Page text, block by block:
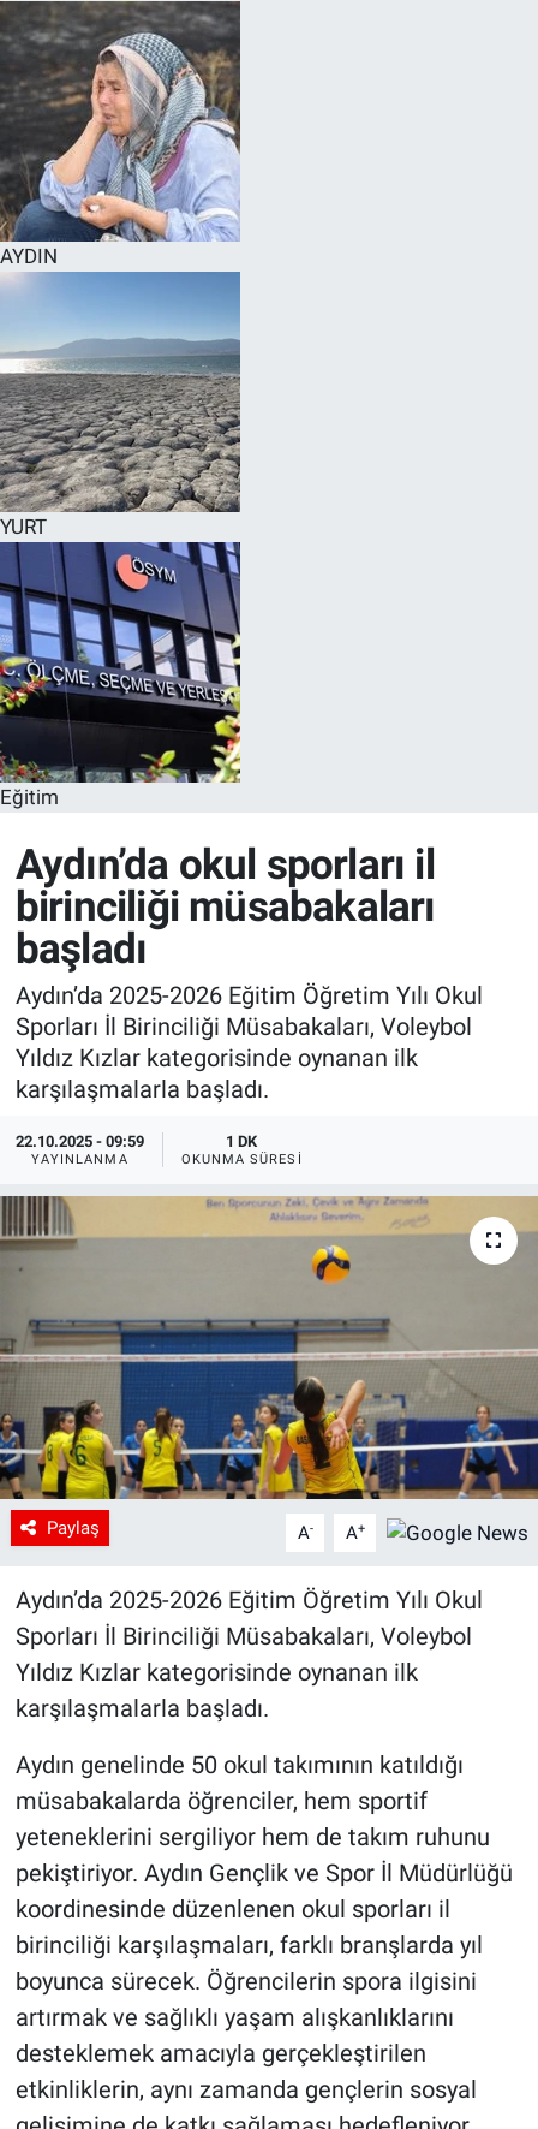
AYDIN
YURT
Eğitim
Aydın’da okul sporları il
birinciliği müsabakaları
başladı
Aydın’da 2025-2026 Eğitim Öğretim Yılı Okul
Sporları İl Birinciliği Müsabakaları, Voleybol
Yıldız Kızlar kategorisinde oynanan ilk
karşılaşmalarla başladı.
22.10.2025 - 09:59
YAYINLANMA
1 DK
OKUNMA SÜRESI
Paylaş A- A+
Aydın’da 2025-2026 Eğitim Öğretim Yılı Okul
Sporları İl Birinciliği Müsabakaları, Voleybol
Yıldız Kızlar kategorisinde oynanan ilk
karşılaşmalarla başladı.
Aydın genelinde 50 okul takımının katıldığı
müsabakalarda öğrenciler, hem sportif
yeteneklerini sergiliyor hem de takım ruhunu
pekiştiriyor. Aydın Gençlik ve Spor İl Müdürlüğü
koordinesinde düzenlenen okul sporları il
birinciliği karşılaşmaları, farklı branşlarda yıl
boyunca sürecek. Öğrencilerin spora ilgisini
artırmak ve sağlıklı yaşam alışkanlıklarını
desteklemek amacıyla gerçekleştirilen
etkinliklerin, aynı zamanda gençlerin sosyal